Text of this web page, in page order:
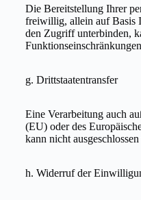
Die Bereitstellung Ihrer
freiwillig, allein auf Basis
den Zugriff unterbinden,
g. Drittstaatentransfer
Eine Verarbeitung auch
(EU) oder des
kann nicht
h. Widerruf der